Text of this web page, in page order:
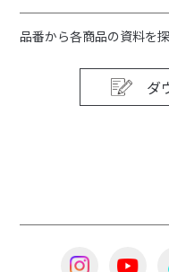
品番から各商品の資料を
ダ